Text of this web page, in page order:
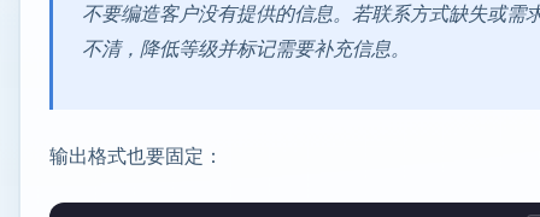
不要编造客户没有提供的信息。若联系方式缺失或需
不清，降低等级并标记需要补充信息。
输出格式也要固定：